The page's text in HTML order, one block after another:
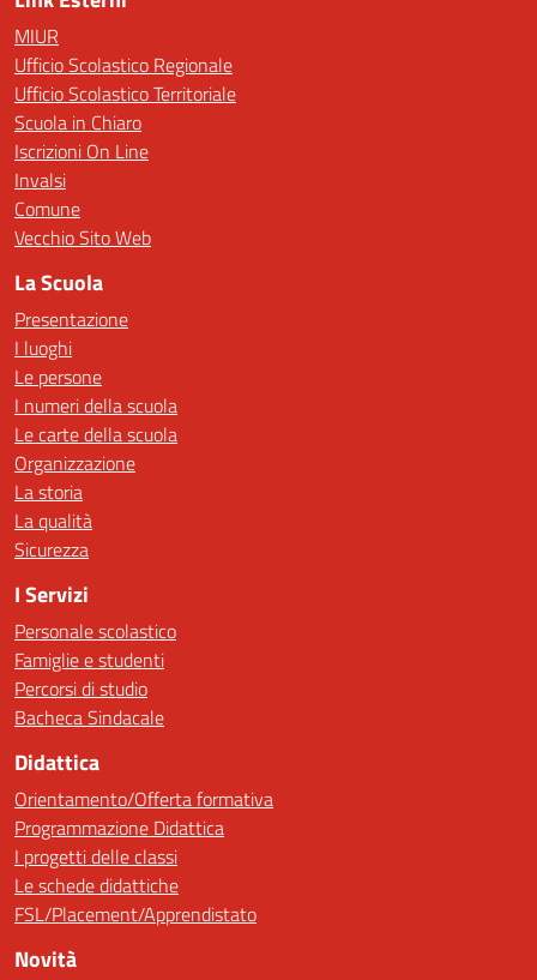
MIUR
Ufficio Scolastico Regionale
Ufficio Scolastico Territoriale
Scuola in Chiaro
Iscrizioni On Line
Invalsi
Comune
Vecchio Sito Web
La Scuola
Presentazione
I luoghi
Le persone
I numeri della scuola
Le carte della scuola
Organizzazione
La storia
La qualità
Sicurezza
I Servizi
Personale scolastico
Famiglie e studenti
Percorsi di studio
Bacheca Sindacale
Didattica
Orientamento/Offerta formativa
Programmazione Didattica
I progetti delle classi
Le schede didattiche
FSL/Placement/Apprendistato
Novità